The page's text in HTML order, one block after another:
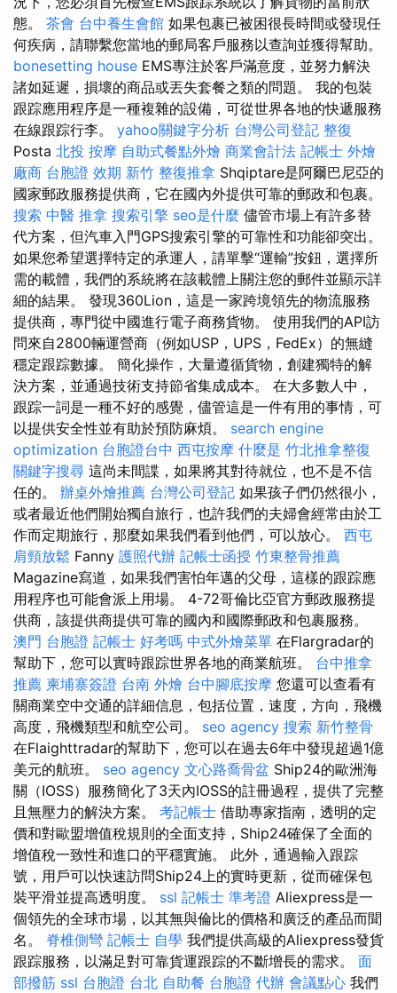
態。 茶會 台中養生會館 如果包裹已被困很長時間或發現任
何疾病，請聯繫您當地的郵局客戶服務以查詢並獲得幫助。
bonesetting house EMS專注於客戶滿意度，並努力解決
諸如延遲，損壞的商品或丟失套餐之類的問題。 我的包裝
跟踪應用程序是一種複雜的設備，可從世界各地的快遞服務
在線跟踪行李。 yahoo關鍵字分析 台灣公司登記 整復
Posta 北投 按摩 自助式餐點外燴 商業會計法 記帳士 外燴
廠商 台胞證 效期 新竹 整復推拿 Shqiptare是阿爾巴尼亞的
國家郵政服務提供商，它在國內外提供可靠的郵政和包裹。
搜索 中醫 推拿 搜索引擎 seo是什麼 儘管市場上有許多替
代方案，但汽車入門GPS搜索引擎的可靠性和功能卻突出。
如果您希望選擇特定的承運人，請單擊“運輸”按鈕，選擇所
需的載體，我們的系統將在該載體上關注您的郵件並顯示詳
細的結果。 發現360Lion，這是一家跨境領先的物流服務
提供商，專門從中國進行電子商務貨物。 使用我們的API訪
問來自2800輛運營商（例如USP，UPS，FedEx）的無縫
穩定跟踪數據。 簡化操作，大量遵循貨物，創建獨特的解
決方案，並通過技術支持節省集成成本。 在大多數人中，
跟踪一詞是一種不好的感覺，儘管這是一件有用的事情，可
以提供安全性並有助於預防麻煩。 search engine
optimization 台胞證台中 西屯按摩 什麼是 竹北推拿整復
關鍵字搜尋 這尚未間諜，如果將其對待就位，也不是不信
任的。 辦桌外燴推薦 台灣公司登記 如果孩子們仍然很小，
或者最近他們開始獨自旅行，也許我們的夫婦會經常由於工
作而定期旅行，那麼如果我們看到他們，可以放心。 西屯
肩頸放鬆 Fanny 護照代辦 記帳士函授 竹東整骨推薦
Magazine寫道，如果我們害怕年邁的父母，這樣的跟踪應
用程序也可能會派上用場。 4-72哥倫比亞官方郵政服務提
供商，該提供商提供可靠的國內和國際郵政和包裹服務。
澳門 台胞證 記帳士 好考嗎 中式外燴菜單 在Flargradar的
幫助下，您可以實時跟踪世界各地的商業航班。 台中推拿
推薦 柬埔寨簽證 台南 外燴 台中腳底按摩 您還可以查看有
關商業空中交通的詳細信息，包括位置，速度，方向，飛機
高度，飛機類型和航空公司。 seo agency 搜索 新竹整骨
在Flaighttradar的幫助下，您可以在過去6年中發現超過1億
美元的航班。 seo agency 文心路喬骨盆 Ship24的歐洲海
關（IOSS）服務簡化了3天內IOSS的註冊過程，提供了完整
且無壓力的解決方案。 考記帳士 借助專家指南，透明的定
價和對歐盟增值稅規則的全面支持，Ship24確保了全面的
增值稅一致性和進口的平穩實施。 此外，通過輸入跟踪
號，用戶可以快速訪問Ship24上的實時更新，從而確保包
裝平滑並提高透明度。 ssl 記帳士 準考證 Aliexpress是一
個領先的全球市場，以其無與倫比的價格和廣泛的產品而聞
名。 脊椎側彎 記帳士 自學 我們提供高級的Aliexpress發貨
跟踪服務，以滿足對可靠貨運跟踪的不斷增長的需求。 面
部撥筋 ssl 台胞證 台北 自助餐 台胞證 代辦 會議點心 我們